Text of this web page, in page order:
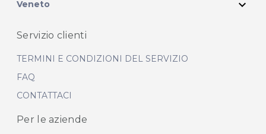
Veneto expand_more
Servizio clienti
TERMINI E CONDIZIONI DEL SERVIZIO
FAQ
CONTATTACI
Per le aziende